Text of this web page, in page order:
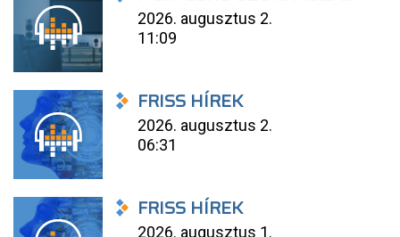
2026. augusztus 2.
11:09
FRISS HÍREK
2026. augusztus 2.
06:31
FRISS HÍREK
2026. augusztus 1.